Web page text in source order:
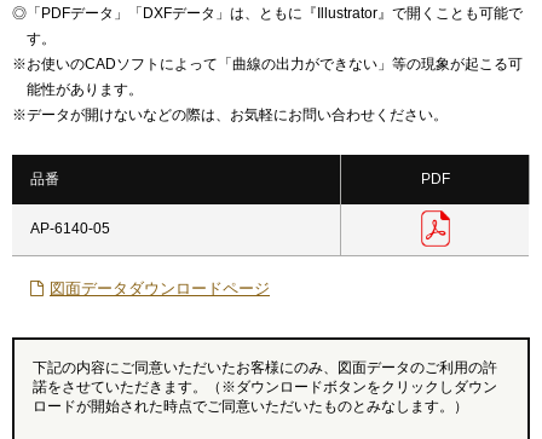
◎ 「PDFデータ」「DXFデータ」は、ともに『Illustrator』で開くことも可能で
す。
※お使いのCADソフトによって「曲線の出力ができない」等の現象が起こる可
能性があります。
※データが開けないなどの際は、お気軽にお問い合わせください。
品番 PDF
AP-6140-05
図面データダウンロードページ
下記の内容にご同意いただいたお客様にのみ、図面データのご利用の許
諾をさせていただきます。（※ダウンロードボタンをクリックしダウン
ロードが開始された時点でご同意いただいたものとみなします。）